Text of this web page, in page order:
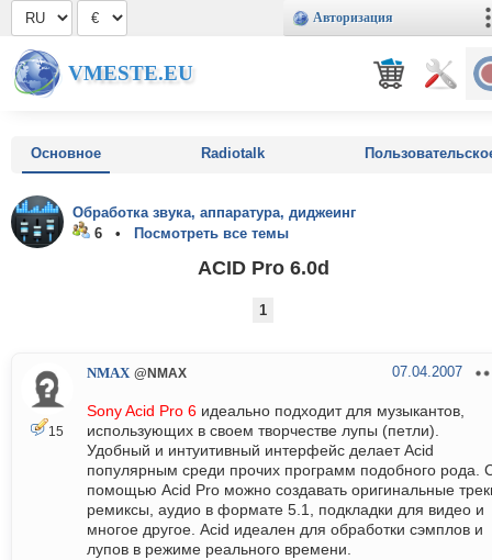
Авторизация
VMESTE.EU
Основное Radiotalk
Обработка звука, аппаратура, диджеинг
6 •
Посмотреть все темы
ACID Pro 6.0d
1
15
NMAX @NMAX 07.04.2007
Sony Acid Pro 6 идеально подходит для музыкантов,
использующих в своем творчестве лупы (петли).
Удобный и интуитивный интерфейс делает Acid
популярным среди прочих программ подобного рода.
помощью Acid Pro можно создавать оригинальные
ремиксы, аудио в формате 5.1, подкладки для видео и
многое другое. Acid идеален для обработки сэмплов и
лупов в режиме реального времени.